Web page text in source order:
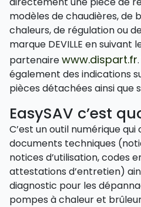
modèles de chaudières, de
chaleurs, de régulation ou
marque DEVILLE en suivant
partenairewww.dispart.fr
également des indications
pièces détachées ainsi que
EasySAV c’est
C’est un outil numérique
documents techniques
notices d’utilisation, codes
attestations d’entretien)
diagnostic pour les
pompes à chaleur et